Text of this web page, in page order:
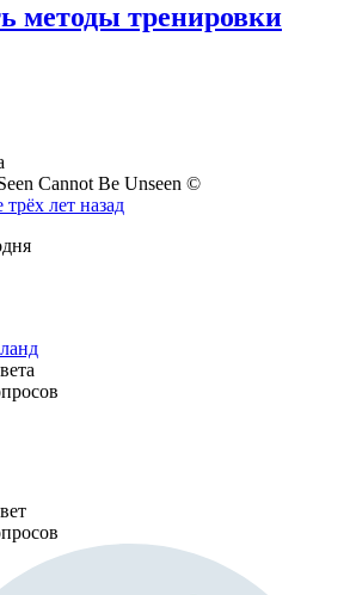
методы тренировки
Cannot Be Unseen ©
трёх лет назад